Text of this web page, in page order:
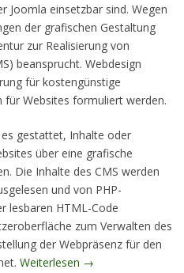
Joomla einsetzbar sind. Wegen
der grafischen Gestaltung
zur Realisierung von
beansprucht. Webdesign
für kostengünstige
für Websites formuliert werden.
gestattet, Inhalte oder
über eine grafische
Die Inhalte des CMS werden
und von PHP-
lesbaren HTML-Code
zum Verwalten des
der Webpräsenz für den
Weiterlesen →